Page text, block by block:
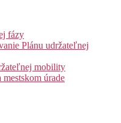
fázy
Plánu udržateľnej
mobility
úrade